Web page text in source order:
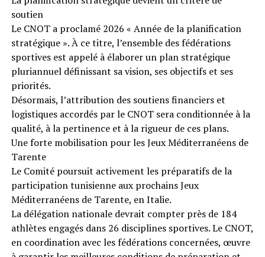
soutien
Le CNOT a proclamé 2026 « Année de la planification
stratégique ». À ce titre, l’ensemble des fédérations
sportives est appelé à élaborer un plan stratégique
pluriannuel définissant sa vision, ses objectifs et ses
priorités.
Désormais, l’attribution des soutiens financiers et
logistiques accordés par le CNOT sera conditionnée à la
qualité, à la pertinence et à la rigueur de ces plans.
Une forte mobilisation pour les Jeux Méditerranéens de
Tarente
Le Comité poursuit activement les préparatifs de la
participation tunisienne aux prochains Jeux
Méditerranéens de Tarente, en Italie.
La délégation nationale devrait compter près de 184
athlètes engagés dans 26 disciplines sportives. Le CNOT,
en coordination avec les fédérations concernées, œuvre